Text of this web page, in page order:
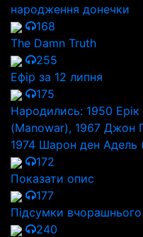
народження донечки
168
The Damn Truth
255
Ефір за 12 липня
175
Народились: 1950
(Manowar), 1967 Джон
1974 Шарон ден Адель
172
Показати опис
177
Підсумки
240